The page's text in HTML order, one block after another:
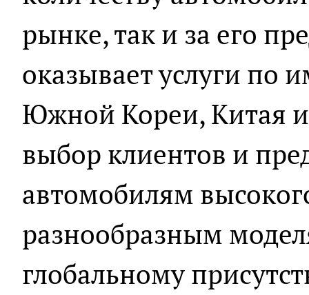
рынке, так и за его
оказывает услуги по
Южной Кореи, Китая
выбор клиентов и
автомобилям
разнообразным
глобальному